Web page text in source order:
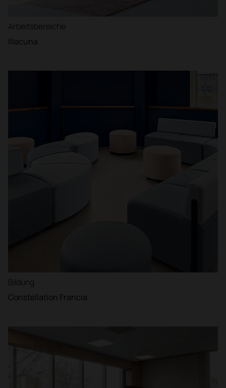
Arbeitsbereiche
Illacuna
Bildung
Constellation Francia